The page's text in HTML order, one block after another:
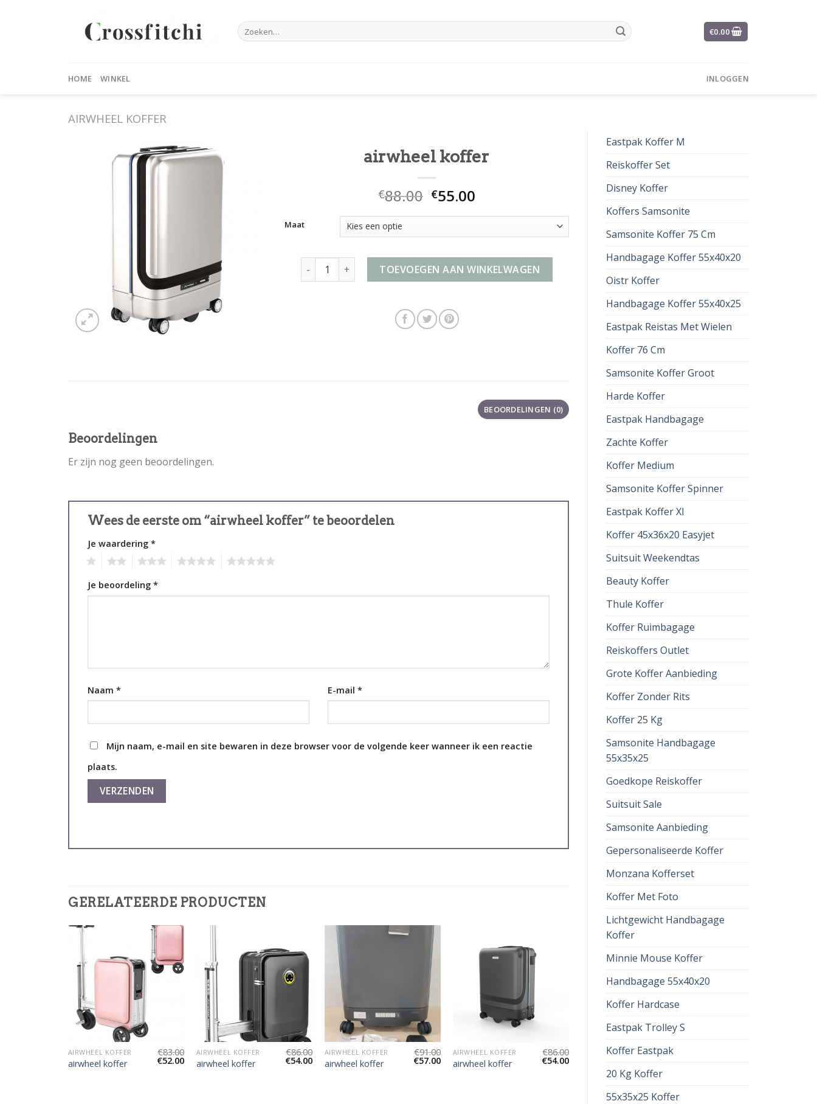
Zoeken
naar:
€0.00
HOME WINKEL INLOGGEN
AIRWHEEL KOFFER
Eastpak Koffer M
Reiskoffer Set
Disney Koffer
Koffers Samsonite
Samsonite Koffer 75 Cm
Handbagage Koffer 55x40x20
Oistr Koffer
Handbagage Koffer 55x40x25
Eastpak Reistas Met Wielen
Koffer 76 Cm
Samsonite Koffer Groot
Harde Koffer
Eastpak Handbagage
Zachte Koffer
Koffer Medium
Samsonite Koffer Spinner
Eastpak Koffer Xl
Koffer 45x36x20 Easyjet
Suitsuit Weekendtas
Beauty Koffer
Thule Koffer
Koffer Ruimbagage
Reiskoffers Outlet
Grote Koffer Aanbieding
Koffer Zonder Rits
Koffer 25 Kg
Samsonite Handbagage
55x35x25
Goedkope Reiskoffer
Suitsuit Sale
Samsonite Aanbieding
Gepersonaliseerde Koffer
Monzana Kofferset
Koffer Met Foto
Lichtgewicht Handbagage
Koffer
Minnie Mouse Koffer
Handbagage 55x40x20
Koffer Hardcase
Eastpak Trolley S
Koffer Eastpak
20 Kg Koffer
55x35x25 Koffer
airwheel koffer
€88.00 €55.00
Maat
airwheel koffer aantalTOEVOEGEN AAN WINKELWAGEN
BEOORDELINGEN (0)
Beoordelingen
Er zijn nog geen beoordelingen.
Wees de eerste om “airwheel koffer” te beoordelen
Je waardering *
Je beoordeling *
Naam * E-mail *
Mijn naam, e-mail en site bewaren in deze browser voor de volgende keer wanneer ik een reactie
plaats.
GERELATEERDE PRODUCTEN
AIRWHEEL KOFFER
airwheel koffer
€83.00
€52.00
AIRWHEEL KOFFER
airwheel koffer
€86.00
€54.00
AIRWHEEL KOFFER
airwheel koffer
€91.00
€57.00
AIRWHEEL KOFFER
airwheel koffer
€86.00
€54.00